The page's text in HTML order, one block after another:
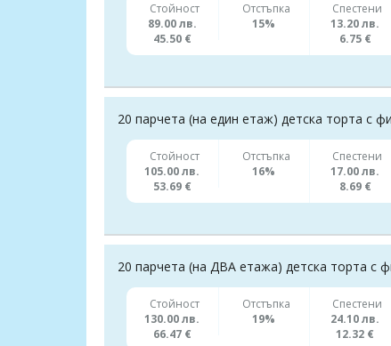
Стойност
89.00 лв.
45.50 €
Отстъпка
15%
Спестени
13.20 лв.
6.75 €
20 парчета (на един етаж) детска торта с
Стойност
105.00 лв.
53.69 €
Отстъпка
16%
Спестени
17.00 лв.
8.69 €
20 парчета (на ДВА етажа) детска торта с
Стойност
130.00 лв.
66.47 €
Отстъпка
19%
Спестени
24.10 лв.
12.32 €